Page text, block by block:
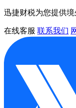
迅捷财税为您提供
在线客服 联系我们